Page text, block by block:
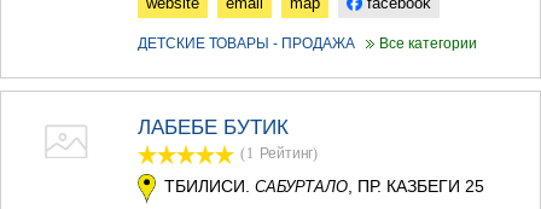
ДЕТСКИЕ ТОВАРЫ - ПРОДАЖА Все категории
ЛАБЕБЕ БУТИК
(1 Рейтинг)
ТБИЛИСИ. САБУРТАЛО, ПР. КАЗБЕГИ 25